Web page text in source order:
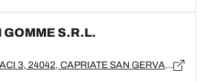
GOMME S.R.L.
PIAZZA DANTE PACI 3, 24042, CAPRIATE SAN GERVASIO, BG